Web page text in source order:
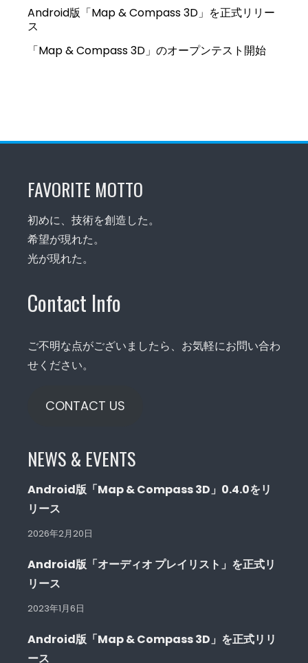
Android版「Map & Compass 3D」を正式リリー
ス
「Map & Compass 3D」のオープンテスト開始
FAVORITE MOTTO
初めに、技術を創造した。
希望が現れた。
光が現れた。
Contact Info
ご不明な点がございましたら、お気軽にお問い合わ
せください。
CONTACT US
NEWS & EVENTS
Android版「Map & Compass 3D」0.4.0をリ
リース
2026年2月20日
Android版「オーディオ プレイリスト」を正式リ
リース
2023年1月6日
Android版「Map & Compass 3D」を正式リリ
ース